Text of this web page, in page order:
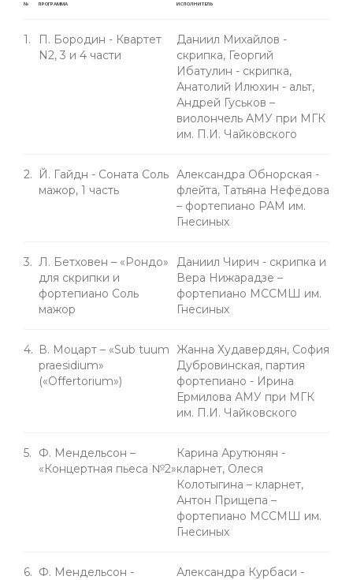
№ ПРОГРАММА ИСПОЛНИТЕЛЬ
1.
П. Бородин - Квартет
N2, 3 и 4 части
Даниил Михайлов -
скрипка, Георгий
Ибатулин - скрипка,
Анатолий Илюхин - альт,
Андрей Гуськов –
виолончель АМУ при МГК
им. П.И. Чайковского
2.
Й. Гайдн - Соната Cоль
мажор, 1 часть
Александра Обнорская -
флейта, Татьяна Нефёдова
– фортепиано РАМ им.
Гнесиных
3. Л. Бетховен – «Рондо»
для скрипки и
фортепиано Соль
мажор
Даниил Чирич - скрипка и
Вера Нижарадзе –
фортепиано МССМШ им.
Гнесиных
4. В. Моцарт – «Sub tuum
praesidium»
(«Offertorium»)
Жанна Худавердян, София
Дубровинская, партия
фортепиано - Ирина
Ермилова АМУ при МГК
им. П.И. Чайковского
5.
Ф. Мендельсон –
«Концертная пьеса №2»
Карина Арутюнян -
кларнет, Олеся
Колотыгина – кларнет,
Антон Прищепа –
фортепиано МССМШ им.
Гнесиных
6. Ф. Мендельсон -
Александра Курбаси -